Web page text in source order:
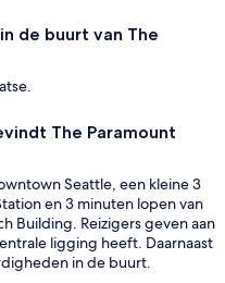
de buurt van The
The Paramount
Seattle, een kleine 3
en 3 minuten lopen van
Building. Reizigers geven aan
ligging heeft. Daarnaast
in de buurt.